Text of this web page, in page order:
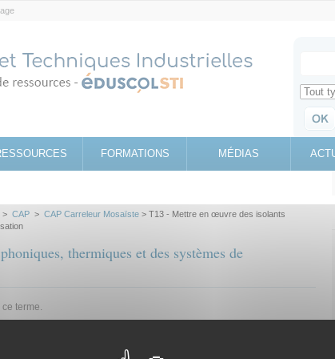
FORMATIONS MÉDIAS
> CAP > CAP Carreleur Mosaïste > T13 - Mettre en œuvre des isolants
thermiques et des systèmes de
terme.